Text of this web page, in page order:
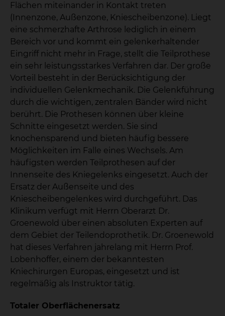
Flächen miteinander in Kontakt treten
(Innenzone, Außenzone, Kniescheibenzone). Liegt
eine schmerzhafte Arthrose lediglich in einem
Bereich vor und kommt ein gelenkerhaltender
Eingriff nicht mehr in Frage, stellt die Teilprothese
ein sehr leistungsstarkes Verfahren dar. Der große
Vorteil besteht in der Berücksichtigung der
individuellen Gelenkmechanik. Die Gelenkführung
durch die wichtigen, zentralen Bänder wird nicht
berührt. Die Prothesen können über kleine
Schnitte eingesetzt werden. Sie sind
knochensparend und bieten häufig bessere
Möglichkeiten im Falle eines Wechsels. Am
häufigsten werden Teilprothesen auf der
Innenseite des Kniegelenks eingesetzt. Auch der
Ersatz der Außenseite und des
Kniescheibengelenkes wird durchgeführt. Das
Klinikum verfügt mit Herrn Oberarzt Dr.
Groenewold über einen absoluten Experten auf
dem Gebiet der Teilendoprothetik. Dr. Groenewold
hat dieses Verfahren jahrelang mit Herrn Prof.
Lobenhoffer, einem der bekanntesten
Kniechirurgen Europas, eingesetzt und ist
regelmäßig als Instruktor tätig.
Totaler Oberflächenersatz